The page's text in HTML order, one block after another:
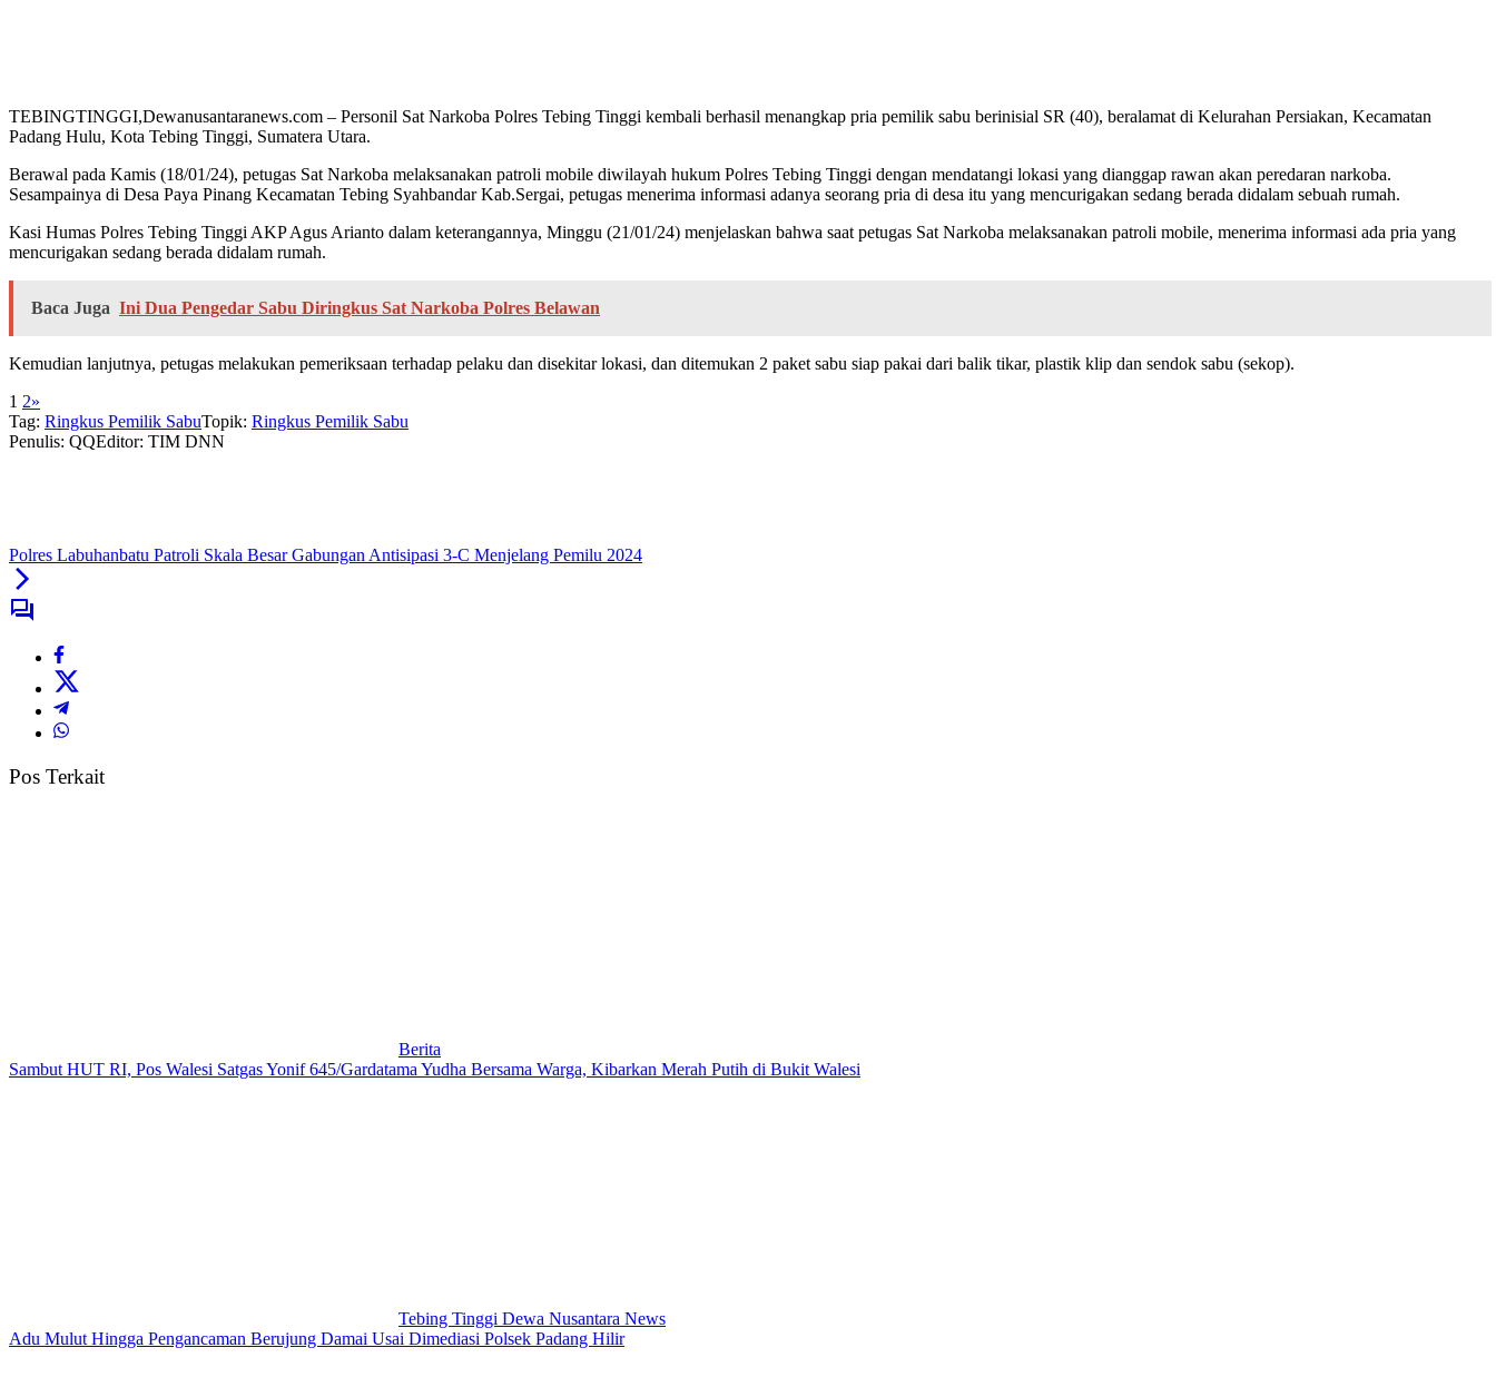
TEBINGTINGGI,Dewanusantaranews.com – Personil Sat Narkoba Polres Tebing Tinggi kembali berhasil menangkap pria pemilik sabu berinisial SR (40), beralamat di Kelurahan Persiakan, Kecamatan
Padang Hulu, Kota Tebing Tinggi, Sumatera Utara.
Berawal pada Kamis (18/01/24), petugas Sat Narkoba melaksanakan patroli mobile diwilayah hukum Polres Tebing Tinggi dengan mendatangi lokasi yang dianggap rawan akan peredaran narkoba.
Sesampainya di Desa Paya Pinang Kecamatan Tebing Syahbandar Kab.Sergai, petugas menerima informasi adanya seorang pria di desa itu yang mencurigakan sedang berada didalam sebuah rumah.
Kasi Humas Polres Tebing Tinggi AKP Agus Arianto dalam keterangannya, Minggu (21/01/24) menjelaskan bahwa saat petugas Sat Narkoba melaksanakan patroli mobile, menerima informasi ada pria yang
mencurigakan sedang berada didalam rumah.
Baca Juga Ini Dua Pengedar Sabu Diringkus Sat Narkoba Polres Belawan
Kemudian lanjutnya, petugas melakukan pemeriksaan terhadap pelaku dan disekitar lokasi, dan ditemukan 2 paket sabu siap pakai dari balik tikar, plastik klip dan sendok sabu (sekop).
1 2»
Tag: Ringkus Pemilik SabuTopik: Ringkus Pemilik Sabu
Penulis: QQEditor: TIM DNN
Polres Labuhanbatu Patroli Skala Besar Gabungan Antisipasi 3-C Menjelang Pemilu 2024
Pos Terkait
Berita
Sambut HUT RI, Pos Walesi Satgas Yonif 645/Gardatama Yudha Bersama Warga, Kibarkan Merah Putih di Bukit Walesi
Tebing Tinggi Dewa Nusantara News
Adu Mulut Hingga Pengancaman Berujung Damai Usai Dimediasi Polsek Padang Hilir